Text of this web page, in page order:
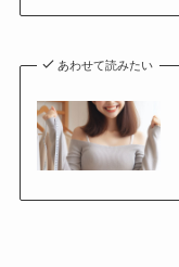
あわせて読みたい